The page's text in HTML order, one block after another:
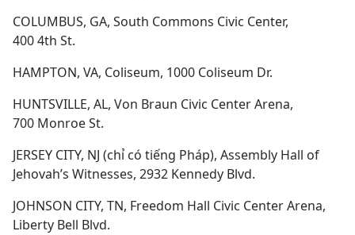
COLUMBUS, GA, South Commons Civic Center,
400 4th St.
HAMPTON, VA, Coliseum, 1000 Coliseum Dr.
HUNTSVILLE, AL, Von Braun Civic Center Arena,
700 Monroe St.
JERSEY CITY, NJ (chỉ có tiếng Pháp), Assembly Hall of
Jehovah’s Witnesses, 2932 Kennedy Blvd.
JOHNSON CITY, TN, Freedom Hall Civic Center Arena,
Liberty Bell Blvd.